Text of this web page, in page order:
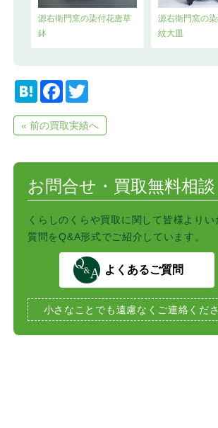
源右衛門窯の染付花唐草
鉢
源右衛門窯の
紋大皿
H
e
n
F
e
b
k
t
t
« 前の買取実績へ
お問合せ・買取無料相談
くらしのくらや買取に関して皆様よりい
質問をQ&A形式でご紹介しています。
よくあるご質問
小さなことでも遠慮なくご連絡くだ